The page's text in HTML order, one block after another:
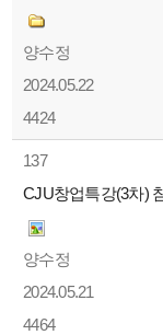
양수정
2024.05.22
4424
137
CJU창업특강(3차)
양수정
2024.05.21
4464